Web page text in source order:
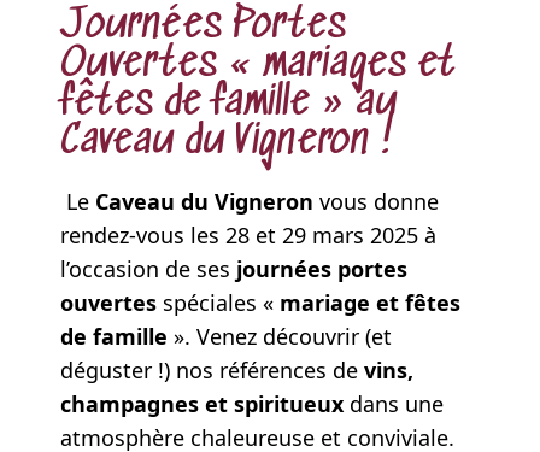
Journées Portes
Ouvertes « mariages et
fêtes de famille » au
Caveau du Vigneron !
Le Caveau du Vigneron vous donne
rendez-vous les 28 et 29 mars 2025 à
l’occasion de ses journées portes
ouvertes spéciales « mariage et fêtes
de famille ». Venez découvrir (et
déguster !) nos références de vins,
champagnes et spiritueux dans une
atmosphère chaleureuse et conviviale.